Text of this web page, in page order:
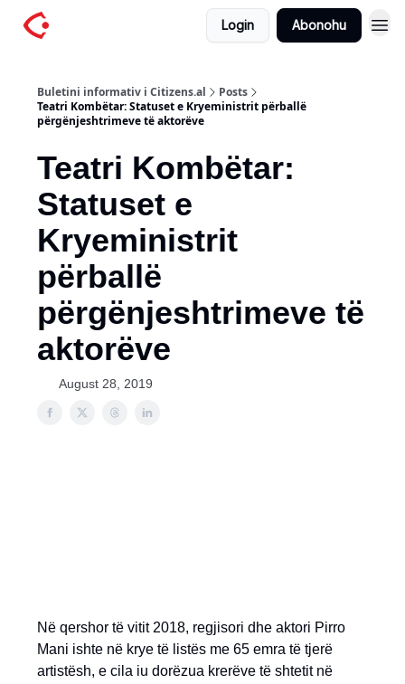
Login Abonohu
Buletini informativ i Citizens.al
Posts
Teatri Kombëtar: Statuset e Kryeministrit përballë
përgënjeshtrimeve të aktorëve
Teatri Kombëtar:
Statuset e
Kryeministrit
përballë
përgënjeshtrimeve të
aktorëve
August 28, 2019
Në qershor të vitit 2018, regjisori dhe aktori Pirro
Mani ishte në krye të listës me 65 emra të tjerë
artistësh, e cila iu dorëzua krerëve të shtetit në